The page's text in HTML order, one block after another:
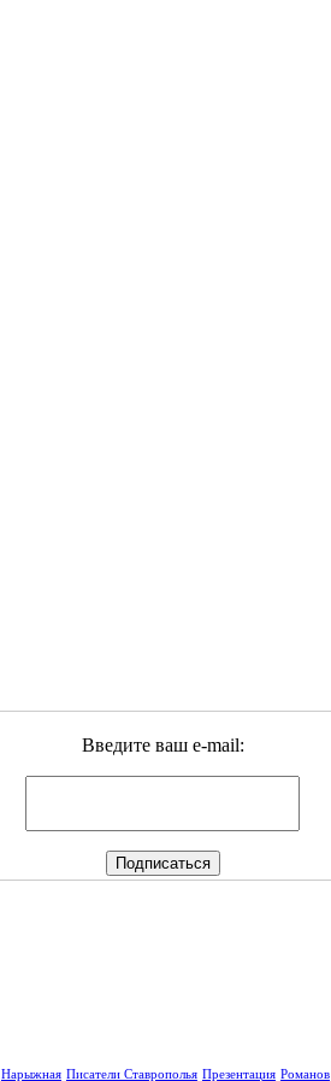
Введите ваш e-mail:
Нарыжная Писатели Ставрополья Презентация Романов